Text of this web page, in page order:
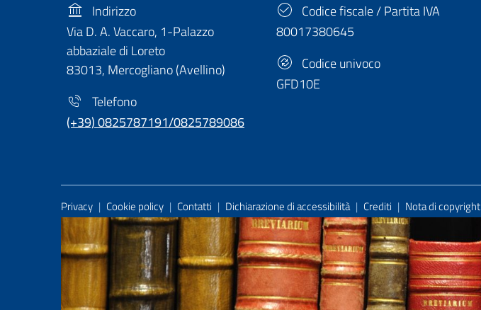
Indirizzo
Via D. A. Vaccaro, 1-Palazzo
abbaziale di Loreto
83013, Mercogliano (Avellino)
Telefono
(+39) 0825787191/0825789086
Codice fiscale / Partita IVA
80017380645
Codice univoco
GFD10E
Useful Links Section
Privacy | Cookie policy | Contatti | Dichiarazione di accessibilità | Crediti | Nota di copyright